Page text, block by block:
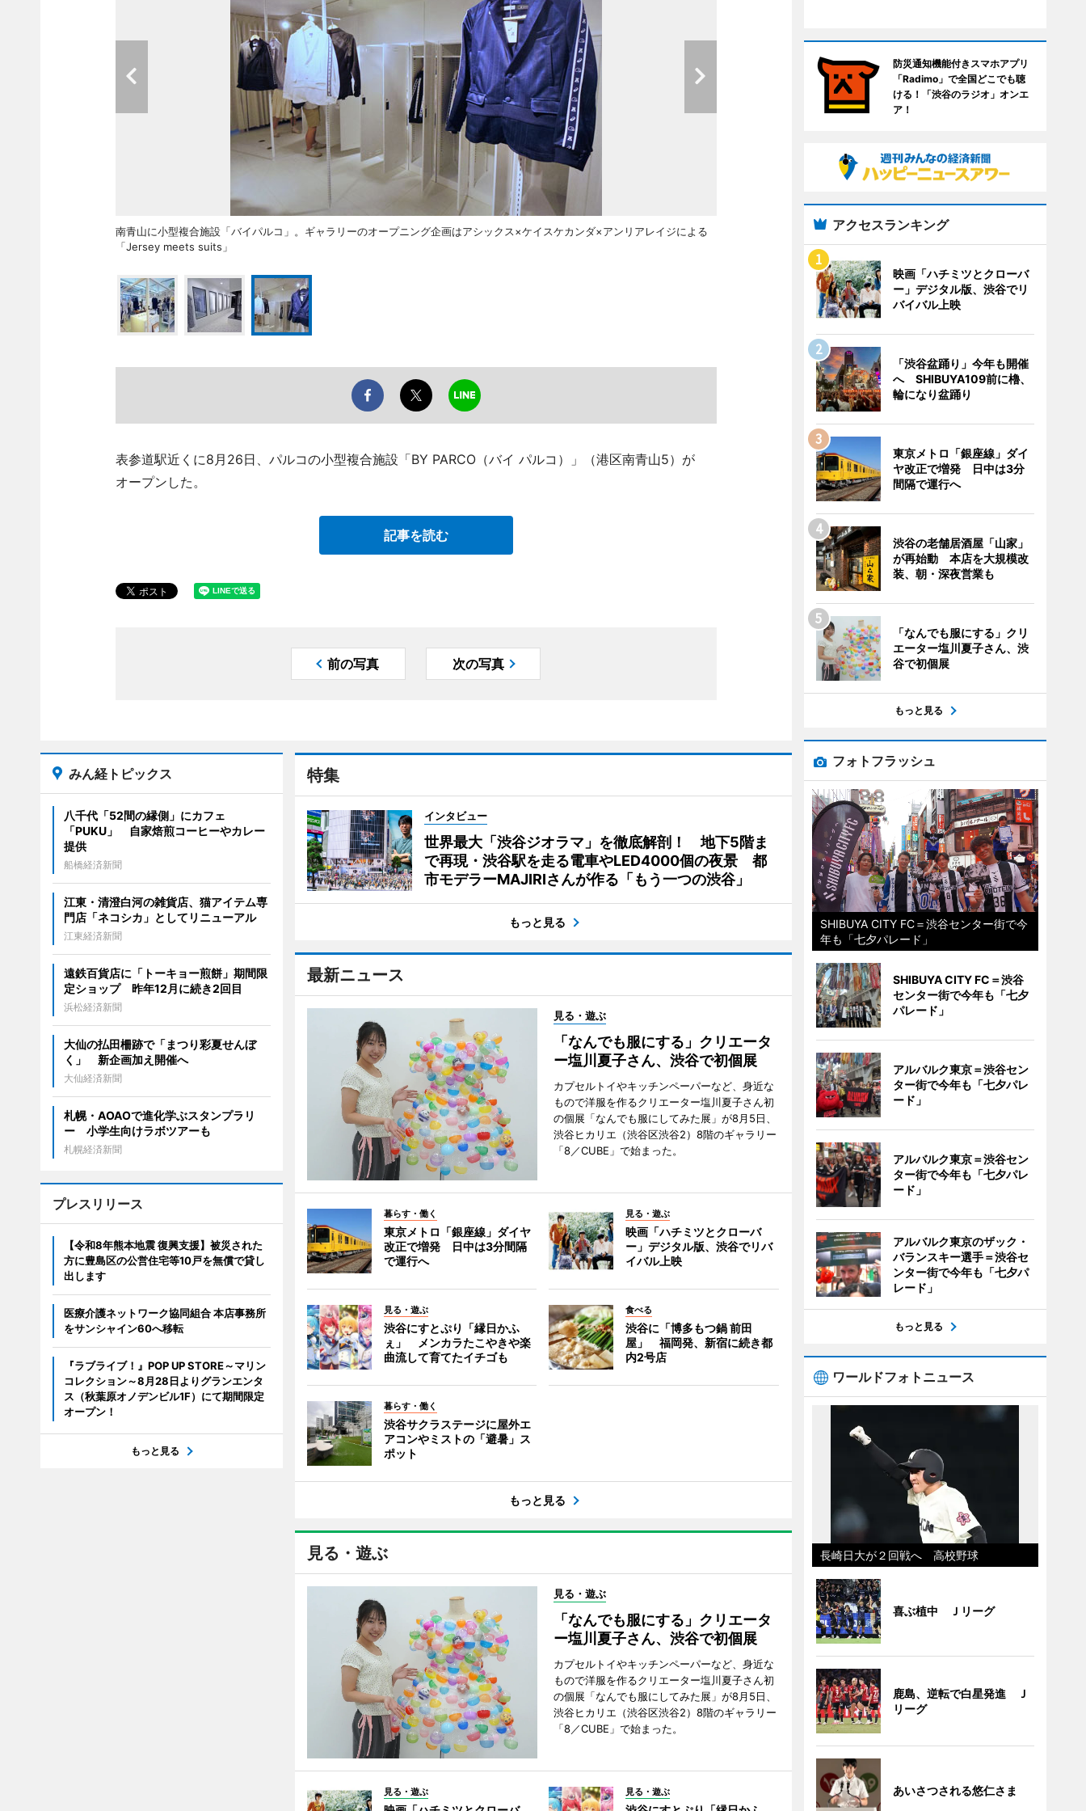
南青山に小型複合施設「バイパルコ」。ギャラリーのオープニング企画はアシックス×ケイスケカンダ×アンリアレイジによる
「Jersey meets suits」
表参道駅近くに8月26日、パルコの小型複合施設「BY PARCO（バイ パルコ）」（港区南青山5）が
オープンした。
記事を読む
前の写真 次の写真
特集
インタビュー
世界最大「渋谷ジオラマ」を徹底解剖！ 地下5階ま
で再現・渋谷駅を走る電車やLED4000個の夜景 都
市モデラーMAJIRIさんが作る「もう一つの渋谷」
もっと見る
最新ニュース
見る・遊ぶ
「なんでも服にする」クリエータ
ー塩川夏子さん、渋谷で初個展
カプセルトイやキッチンペーパーなど、身近な
もので洋服を作るクリエーター塩川夏子さん初
の個展「なんでも服にしてみた展」が8月5日、
渋谷ヒカリエ（渋谷区渋谷2）8階のギャラリー
「8／CUBE」で始まった。
暮らす・働く
東京メトロ「銀座線」ダイヤ
改正で増発 日中は3分間隔
で運行へ
見る・遊ぶ
映画「ハチミツとクローバ
ー」デジタル版、渋谷でリバ
イバル上映
見る・遊ぶ
渋谷にすとぷり「縁日かふ
ぇ」 メンカラたこやきや楽
曲流して育てたイチゴも
食べる
渋谷に「博多もつ鍋 前田
屋」 福岡発、新宿に続き都
内2号店
暮らす・働く
渋谷サクラステージに屋外エ
アコンやミストの「避暑」ス
ポット
もっと見る
見る・遊ぶ
見る・遊ぶ
「なんでも服にする」クリエータ
ー塩川夏子さん、渋谷で初個展
カプセルトイやキッチンペーパーなど、身近な
もので洋服を作るクリエーター塩川夏子さん初
の個展「なんでも服にしてみた展」が8月5日、
渋谷ヒカリエ（渋谷区渋谷2）8階のギャラリー
「8／CUBE」で始まった。
見る・遊ぶ 見る・遊ぶ
みん経トピックス
八千代「52間の縁側」にカフェ
「PUKU」 自家焙煎コーヒーやカレー
提供
船橋経済新聞
江東・清澄白河の雑貨店、猫アイテム専
門店「ネコシカ」としてリニューアル
江東経済新聞
遠鉄百貨店に「トーキョー煎餅」期間限
定ショップ 昨年12月に続き2回目
浜松経済新聞
大仙の払田柵跡で「まつり彩夏せんぼ
く」 新企画加え開催へ
大仙経済新聞
札幌・AOAOで進化学ぶスタンプラリ
ー 小学生向けラボツアーも
札幌経済新聞
プレスリリース
【令和8年熊本地震 復興支援】被災された
方に豊島区の公営住宅等10戸を無償で貸し
出します
医療介護ネットワーク協同組合 本店事務所
をサンシャイン60へ移転
『ラブライブ！』POP UP STORE～マリン
コレクション～8月28日よりグランエンタ
ス（秋葉原オノデンビル1F）にて期間限定
オープン！
もっと見る
防災通知機能付きスマホアプリ
「Radimo」で全国どこでも聴
ける！「渋谷のラジオ」オンエ
ア！
アクセスランキング
映画「ハチミツとクローバ
ー」デジタル版、渋谷でリ
バイバル上映
「渋谷盆踊り」今年も開催
へ SHIBUYA109前に櫓、
輪になり盆踊り
東京メトロ「銀座線」ダイ
ヤ改正で増発 日中は3分
間隔で運行へ
渋谷の老舗居酒屋「山家」
が再始動 本店を大規模改
装、朝・深夜営業も
「なんでも服にする」クリ
エーター塩川夏子さん、渋
谷で初個展
もっと見る
フォトフラッシュ
SHIBUYA CITY FC＝渋谷センター街で今
年も「七夕パレード」
SHIBUYA CITY FC＝渋谷
センター街で今年も「七夕
パレード」
アルバルク東京＝渋谷セン
ター街で今年も「七夕パレ
ード」
アルバルク東京＝渋谷セン
ター街で今年も「七夕パレ
ード」
アルバルク東京のザック・
バランスキー選手＝渋谷セ
ンター街で今年も「七夕パ
レード」
もっと見る
ワールドフォトニュース
長崎日大が２回戦へ 高校野球
喜ぶ植中 Ｊリーグ
鹿島、逆転で白星発進 Ｊ
リーグ
あいさつされる悠仁さま